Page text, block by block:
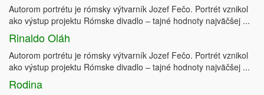
Autorom portrétu je rómsky výtvarník Jozef Fečo. Portrét vznikol
ako výstup projektu Rómske divadlo – tajné hodnoty najväčšej ...
Rinaldo Oláh
Autorom portrétu je rómsky výtvarník Jozef Fečo. Portrét vznikol
ako výstup projektu Rómske divadlo – tajné hodnoty najväčšej ...
Rodina